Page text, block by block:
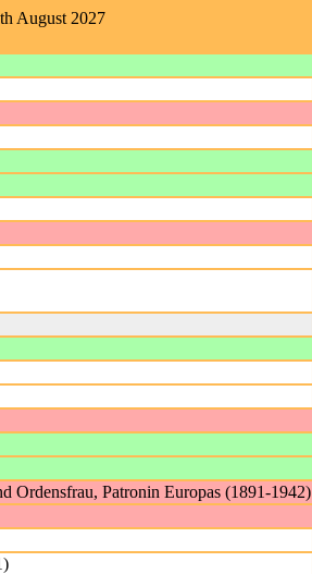
August 2027
Ordensfrau, Patronin Europas (1891-1942)